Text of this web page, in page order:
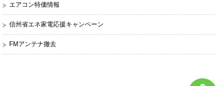
エアコン特価情報
信州省エネ家電応援キャンペーン
FMアンテナ撤去